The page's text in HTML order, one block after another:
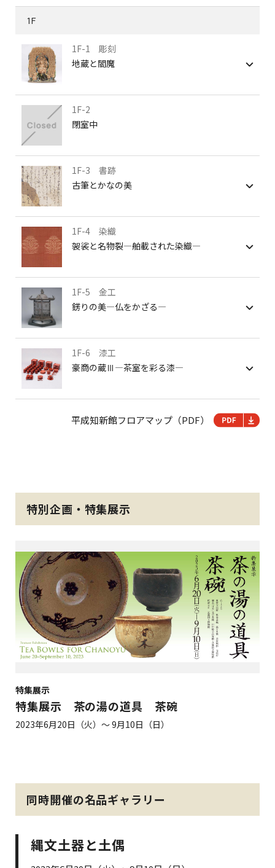
1F
1F-1 彫刻
地蔵と閻魔
1F-2
閉室中
1F-3 書跡
古筆とかなの美
1F-4 染織
袈裟と名物裂―舶載された染織―
1F-5 金工
錺りの美―仏をかざる―
1F-6 漆工
豪商の蔵Ⅲ―茶室を彩る漆―
平成知新館フロアマップ（PDF）
特別企画・特集展示
特集展示
特集展示 茶の湯の道具 茶碗
2023年6月20日（火）～ 9月10日（日）
同時開催の名品ギャラリー
縄文土器と土偶